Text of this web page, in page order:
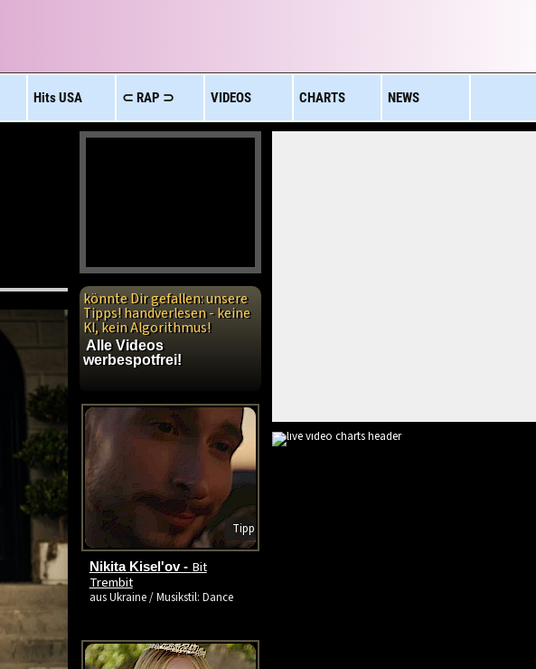
HitsUSA ⊂ RAP ⊃ VIDEOS CHARTS NEWS
könnte Dir gefallen: unsere
Tipps! handverlesen - keine
KI, kein Algorithmus!
Alle Videos
werbespotfrei!
Tipp
Nikita Kisel'ov - Bit
Trembit
aus Ukraine / Musikstil: Dance